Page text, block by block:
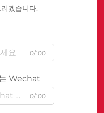
겠습니다.
0/100
Wechat
0/100